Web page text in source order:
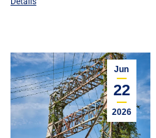
Jun
22
2026